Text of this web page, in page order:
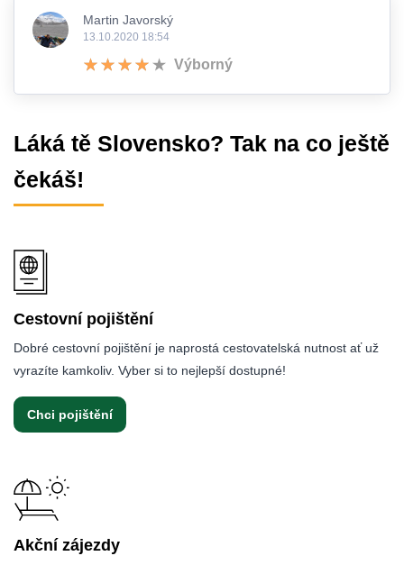
Martin Javorský
13.10.2020 18:54
Výborný
Láká tě Slovensko? Tak na co ještě
čekáš!
Cestovní pojištění
Dobré cestovní pojištění je naprostá cestovatelská nutnost ať už
vyrazíte kamkoliv. Vyber si to nejlepší dostupné!
Chci pojištění
Akční zájezdy